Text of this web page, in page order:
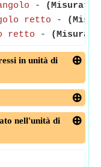
-
(Misurato
retto -
retto -
in unità di
nell'unità di